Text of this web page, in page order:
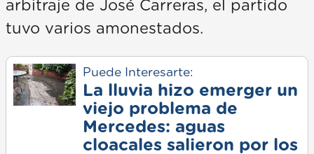
arbitraje de José Carreras, el partido
tuvo varios amonestados.
Puede Interesarte:
La lluvia hizo emerger un
viejo problema de
Mercedes: aguas
cloacales salieron por los